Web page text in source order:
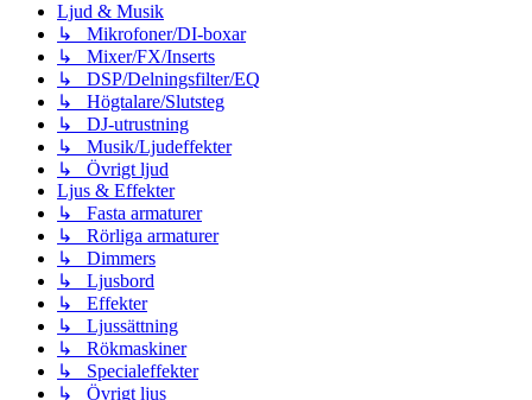
Ljud & Musik
↳ Mikrofoner/DI-boxar
↳ Mixer/FX/Inserts
↳ DSP/Delningsfilter/EQ
↳ Högtalare/Slutsteg
↳ DJ-utrustning
↳ Musik/Ljudeffekter
↳ Övrigt ljud
Ljus & Effekter
↳ Fasta armaturer
↳ Rörliga armaturer
↳ Dimmers
↳ Ljusbord
↳ Effekter
↳ Ljussättning
↳ Rökmaskiner
↳ Specialeffekter
↳ Övrigt ljus